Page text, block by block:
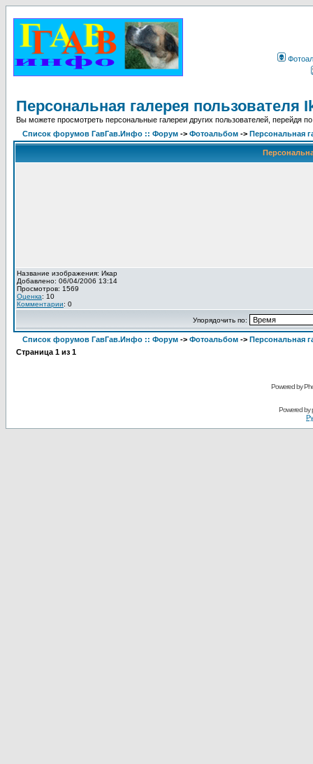
Персональная галерея пользователя
Вы можете просмотреть персональные галереи других пользователей, перейдя
Список форумов ГавГав.Инфо :: Форум -> Фотоальбом -> Персональная
Название изображения: Икар
Добавлено: 06/04/2006 13:14
Просмотров: 1569
Оценка: 10
Комментарии: 0
Упорядочить по:
Список форумов ГавГав.Инфо :: Форум -> Фотоальбом -> Персональная
Страница 1 из 1
Powered by
Powered by